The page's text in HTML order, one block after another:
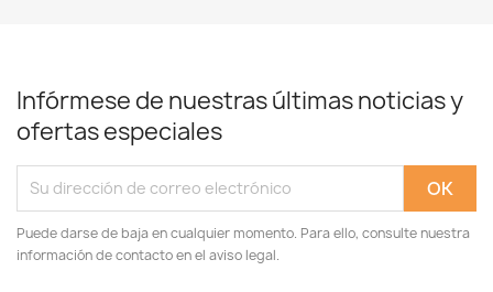
Infórmese de nuestras últimas noticias y
ofertas especiales
Puede darse de baja en cualquier momento. Para ello, consulte nuestra
información de contacto en el aviso legal.